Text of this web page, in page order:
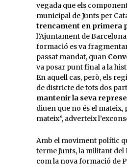
vegada que els
municipal de Junts per
trencament en primera
l’Ajuntament de
formació es va
passat mandat, quan
va posar punt final a la
En aquell cas, però, els
de districte de tots dos
mantenir la seva
diuen que no és el mateix,
mateix”, adverteix
Amb el moviment polític
terme Junts, la militant del
com la nova formació de